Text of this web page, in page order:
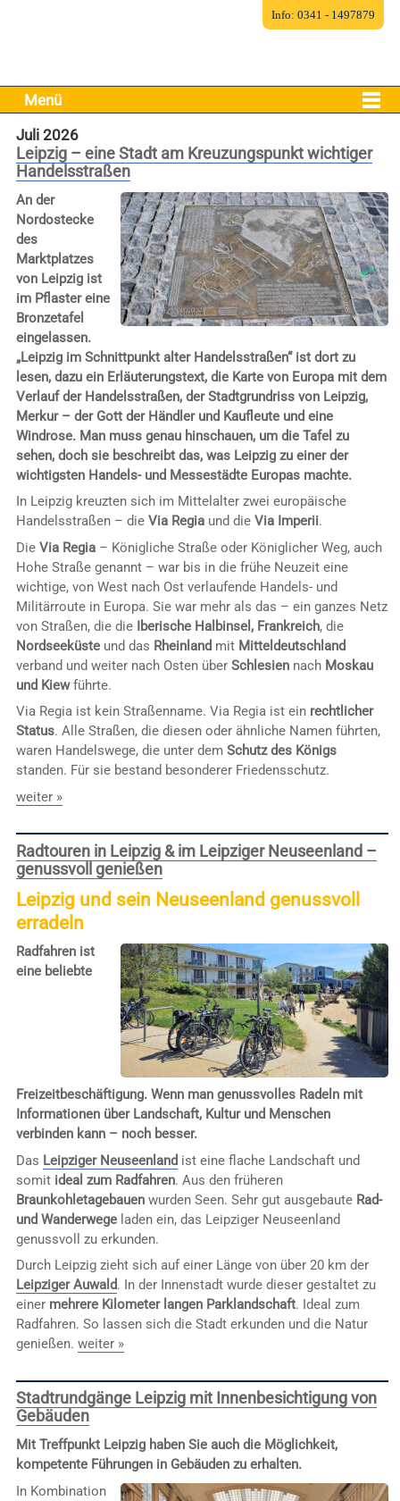
Menü
Juli 2026
Leipzig – eine Stadt am Kreuzungspunkt wichtiger
Handelsstraßen
An der
Nordostecke
des
Marktplatzes
von Leipzig ist
im Pflaster eine
Bronzetafel
eingelassen.
„Leipzig im Schnittpunkt alter Handelsstraßen“ ist dort zu
lesen, dazu ein Erläuterungstext, die Karte von Europa mit dem
Verlauf der Handelsstraßen, der Stadtgrundriss von Leipzig,
Merkur – der Gott der Händler und Kaufleute und eine
Windrose. Man muss genau hinschauen, um die Tafel zu
sehen, doch sie beschreibt das, was Leipzig zu einer der
wichtigsten Handels- und Messestädte Europas machte.
In Leipzig kreuzten sich im Mittelalter zwei europäische
Handelsstraßen – die Via Regiaund die Via Imperii.
Die Via Regia– Königliche Straße oder Königlicher Weg, auch
Hohe Straße genannt – war bis in die frühe Neuzeit eine
wichtige, von West nach Ost verlaufende Handels- und
Militärroute in Europa. Sie war mehr als das – ein ganzes Netz
von Straßen, die die Iberische Halbinsel, Frankreich, die
Nordseeküsteund das Rheinland mit Mitteldeutschland
verband und weiter nach Osten über Schlesiennach Moskau
und Kiewführte.
Via Regia ist kein Straßenname. Via Regia ist ein rechtlicher
Status. Alle Straßen, die diesen oder ähnliche Namen führten,
waren Handelswege, die unter dem Schutz des Königs
standen. Für sie bestand besonderer Friedensschutz.
weiter »
Radtouren in Leipzig & im Leipziger Neuseenland –
genussvoll genießen
Leipzig und sein Neuseenland genussvoll
erradeln
Radfahren ist
eine beliebte
Freizeitbeschäftigung. Wenn man genussvolles Radeln mit
Informationen über Landschaft, Kultur und Menschen
verbinden kann – noch besser.
Das Leipziger Neuseenland ist eine flache Landschaft und
somit ideal zum Radfahren. Aus den früheren
Braunkohletagebauenwurden Seen. Sehr gut ausgebaute Rad-
und Wanderwegeladen ein, das Leipziger Neuseenland
genussvoll zu erkunden.
Durch Leipzig zieht sich auf einer Länge von über 20 km der
Leipziger Auwald. In der Innenstadt wurde dieser gestaltet zu
einer mehrere Kilometer langen Parklandschaft. Ideal zum
Radfahren. So lassen sich die Stadt erkunden und die Natur
genießen. weiter »
Stadtrundgänge Leipzig mit Innenbesichtigung von
Gebäuden
Mit Treffpunkt Leipzig haben Sie auch die Möglichkeit,
kompetente Führungen in Gebäuden zu erhalten.
In Kombination
Info: 0341 - 1497879